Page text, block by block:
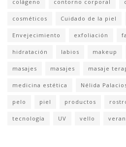
colágeno contorno corporal
cosméticos Cuidado de la piel
Envejecimiento exfoliación
hidratación labios makeup
masajes masajes masaje
medicina estética Nélida
pelo piel productos
tecnología UV vello